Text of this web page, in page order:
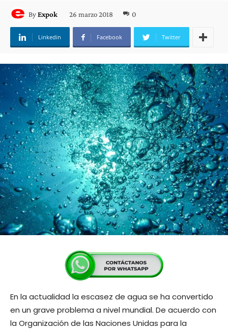
ByExpok 26 marzo 2018 0
Linkedin Facebook Twitter
En la actualidad la escasez de agua se ha convertido
en un grave problema a nivel mundial. De acuerdo con
la Organización de las Naciones Unidas para la